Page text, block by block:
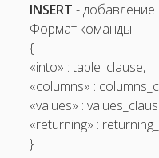
INSERT-­
Формат команды
{
«into» : table_clause,
«columns» :
«values» :
«returning» :
}